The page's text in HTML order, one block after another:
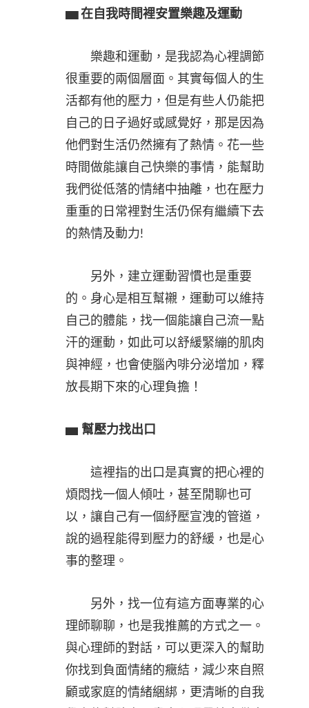
▅ 在自我時間裡安置樂趣及運動
樂趣和運動，是我認為心裡調節
很重要的兩個層面。其實每個人的生
活都有他的壓力，但是有些人仍能把
自己的日子過好或感覺好，那是因為
他們對生活仍然擁有了熱情。花一些
時間做能讓自己快樂的事情，能幫助
我們從低落的情緒中抽離，也在壓力
重重的日常裡對生活仍保有繼續下去
的熱情及動力!
另外，建立運動習慣也是重要
的。身心是相互幫襯，運動可以維持
自己的體能，找一個能讓自己流一點
汗的運動，如此可以舒緩緊繃的肌肉
與神經，也會使腦內啡分泌增加，釋
放長期下來的心理負擔！
▅ 幫壓力找出口
這裡指的出口是真實的把心裡的
煩悶找一個人傾吐，甚至閒聊也可
以，讓自己有一個紓壓宣洩的管道，
說的過程能得到壓力的舒緩，也是心
事的整理。
另外，找一位有這方面專業的心
理師聊聊，也是我推薦的方式之一。
與心理師的對話，可以更深入的幫助
你找到負面情緒的癥結，減少來自照
顧或家庭的情緒綑綁，更清晰的自我